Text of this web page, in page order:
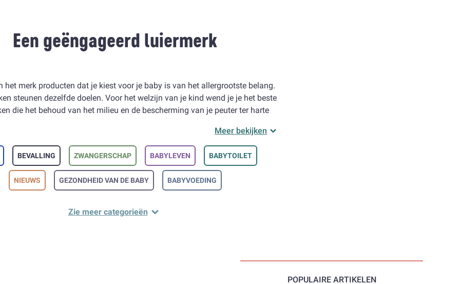
Een geëngageerd luiermerk
het merk producten dat je kiest voor je baby is van het allergrootste belang.
steunen dezelfde doelen. Voor het welzijn van je kind wend je je het beste
die het behoud van het milieu en de bescherming van je peuter ter harte
Hoe herken je een geëngageerd merk?
goed te informeren over een merk, kun je meer te weten komen over hun
naar de klant . Over het algemeen gebruiken toegewijde merken zoals
kwaliteit de basis van de producten die ze aanbieden voor het welzijn van
Meer bekijken
BEVALLING ZWANGERSCHAP BABYLEVEN BABYTOILET
NIEUWS GEZONDHEID VAN DE BABY BABYVOEDING
Zie meer categorieën
POPULAIRE ARTIKELEN